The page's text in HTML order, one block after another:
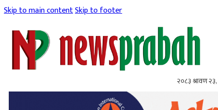
Skip to main contentSkip to footer
२०८३ श्रावण २३,